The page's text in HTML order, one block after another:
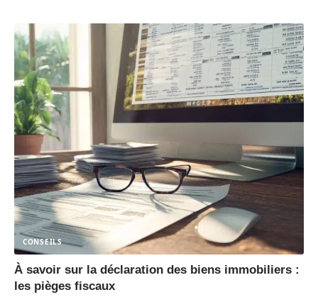
CONSEILS
À savoir sur la déclaration des biens immobiliers :
les pièges fiscaux